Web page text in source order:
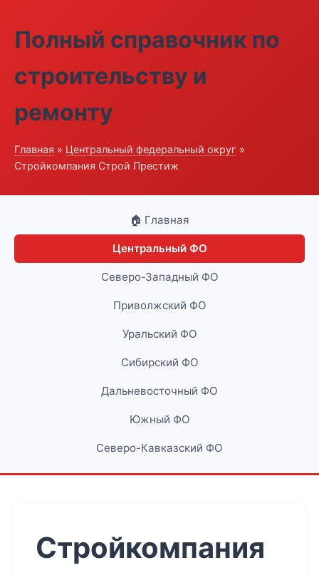
Полный справочник по
строительству и
ремонту
Главная » Центральный федеральный округ »
Стройкомпания Строй Престиж
🏠 Главная
Центральный ФО
Северо-Западный ФО
Приволжский ФО
Уральский ФО
Сибирский ФО
Дальневосточный ФО
Южный ФО
Северо-Кавказский ФО
Стройкомпания